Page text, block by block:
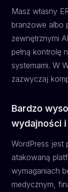
Masz własny
branżowe albo
zewnętrznymi
pełną kontrolę
systemami. W
zazwyczaj
Bardzo
wydajności
WordPress jest
atakowaną
wymaganiach
medycznym,